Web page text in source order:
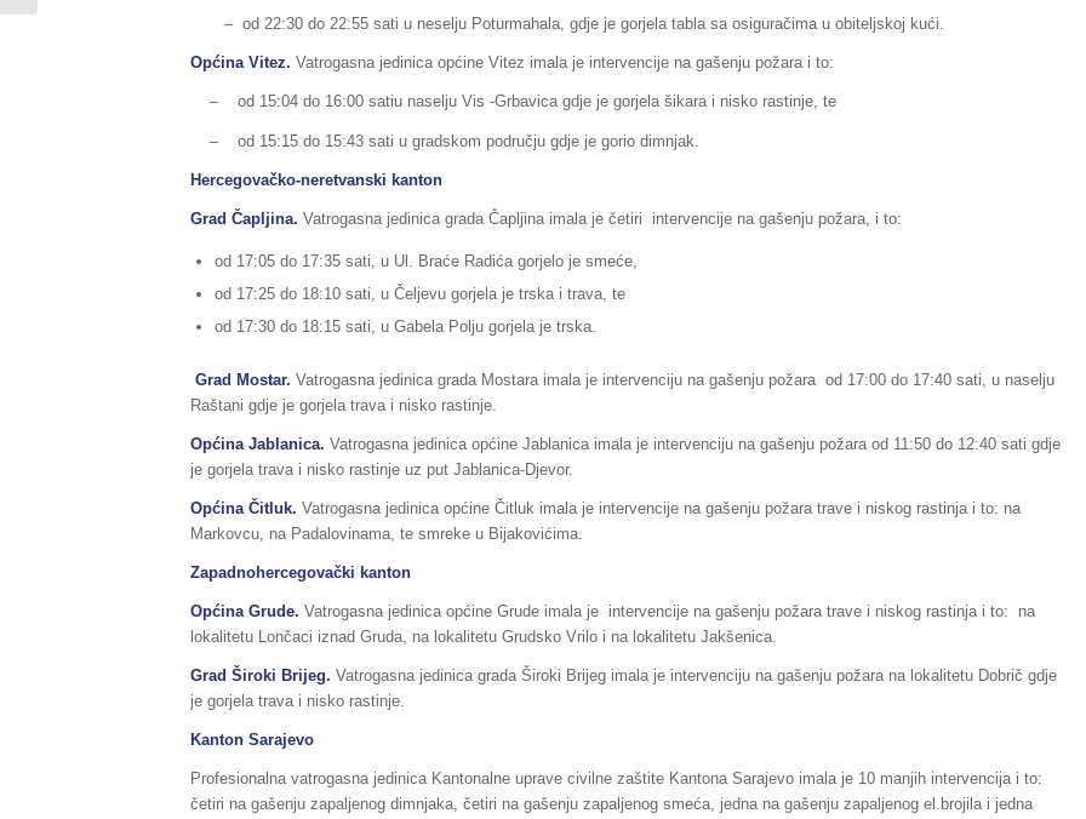
– od 22:30 do 22:55 sati u neselju Poturmahala, gdje je gorjela tabla sa osiguračima u obiteljskoj kući.
Općina Vitez. Vatrogasna jedinica općine Vitez imala je intervencije na gašenju požara i to:
– od 15:04 do 16:00 satiu naselju Vis -Grbavica gdje je gorjela šikara i nisko rastinje, te
– od 15:15 do 15:43 sati u gradskom području gdje je gorio dimnjak.
Hercegovačko-neretvanski kanton
Grad Čapljina. Vatrogasna jedinica grada Čapljina imala je četiri intervencije na gašenju požara, i to:
od 17:05 do 17:35 sati, u Ul. Braće Radića gorjelo je smeće,
od 17:25 do 18:10 sati, u Čeljevu gorjela je trska i trava, te
od 17:30 do 18:15 sati, u Gabela Polju gorjela je trska.
Grad Mostar. Vatrogasna jedinica grada Mostara imala je intervenciju na gašenju požara od 17:00 do 17:40 sati, u naselju
Raštani gdje je gorjela trava i nisko rastinje.
Općina Jablanica. Vatrogasna jedinica općine Jablanica imala je intervenciju na gašenju požara od 11:50 do 12:40 sati gdje
je gorjela trava i nisko rastinje uz put Jablanica-Djevor.
Općina Čitluk. Vatrogasna jedinica općine Čitluk imala je intervencije na gašenju požara trave i niskog rastinja i to: na
Markovcu, na Padalovinama, te smreke u Bijakovićima.
Zapadnohercegovački kanton
Općina Grude. Vatrogasna jedinica općine Grude imala je intervencije na gašenju požara trave i niskog rastinja i to: na
lokalitetu Lončaci iznad Gruda, na lokalitetu Grudsko Vrilo i na lokalitetu Jakšenica.
Grad Široki Brijeg. Vatrogasna jedinica grada Široki Brijeg imala je intervenciju na gašenju požara na lokalitetu Dobrič gdje
je gorjela trava i nisko rastinje.
Kanton Sarajevo
Profesionalna vatrogasna jedinica Kantonalne uprave civilne zaštite Kantona Sarajevo imala je 10 manjih intervencija i to:
četiri na gašenju zapaljenog dimnjaka, četiri na gašenju zapaljenog smeća, jedna na gašenju zapaljenog el.brojila i jedna